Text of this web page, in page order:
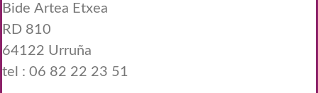
Bide Artea Etxea
RD 810
64122 Urruña
tel : 06 82 22 23 51